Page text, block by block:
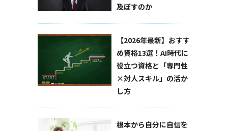
及ぼすのか
【2026年最新】おすす
め資格13選！AI時代に
役立つ資格と「専門性
×対人スキル」の活か
し方
根本から自分に自信を